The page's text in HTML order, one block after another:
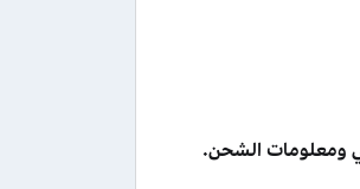
ومعلومات الشحن.